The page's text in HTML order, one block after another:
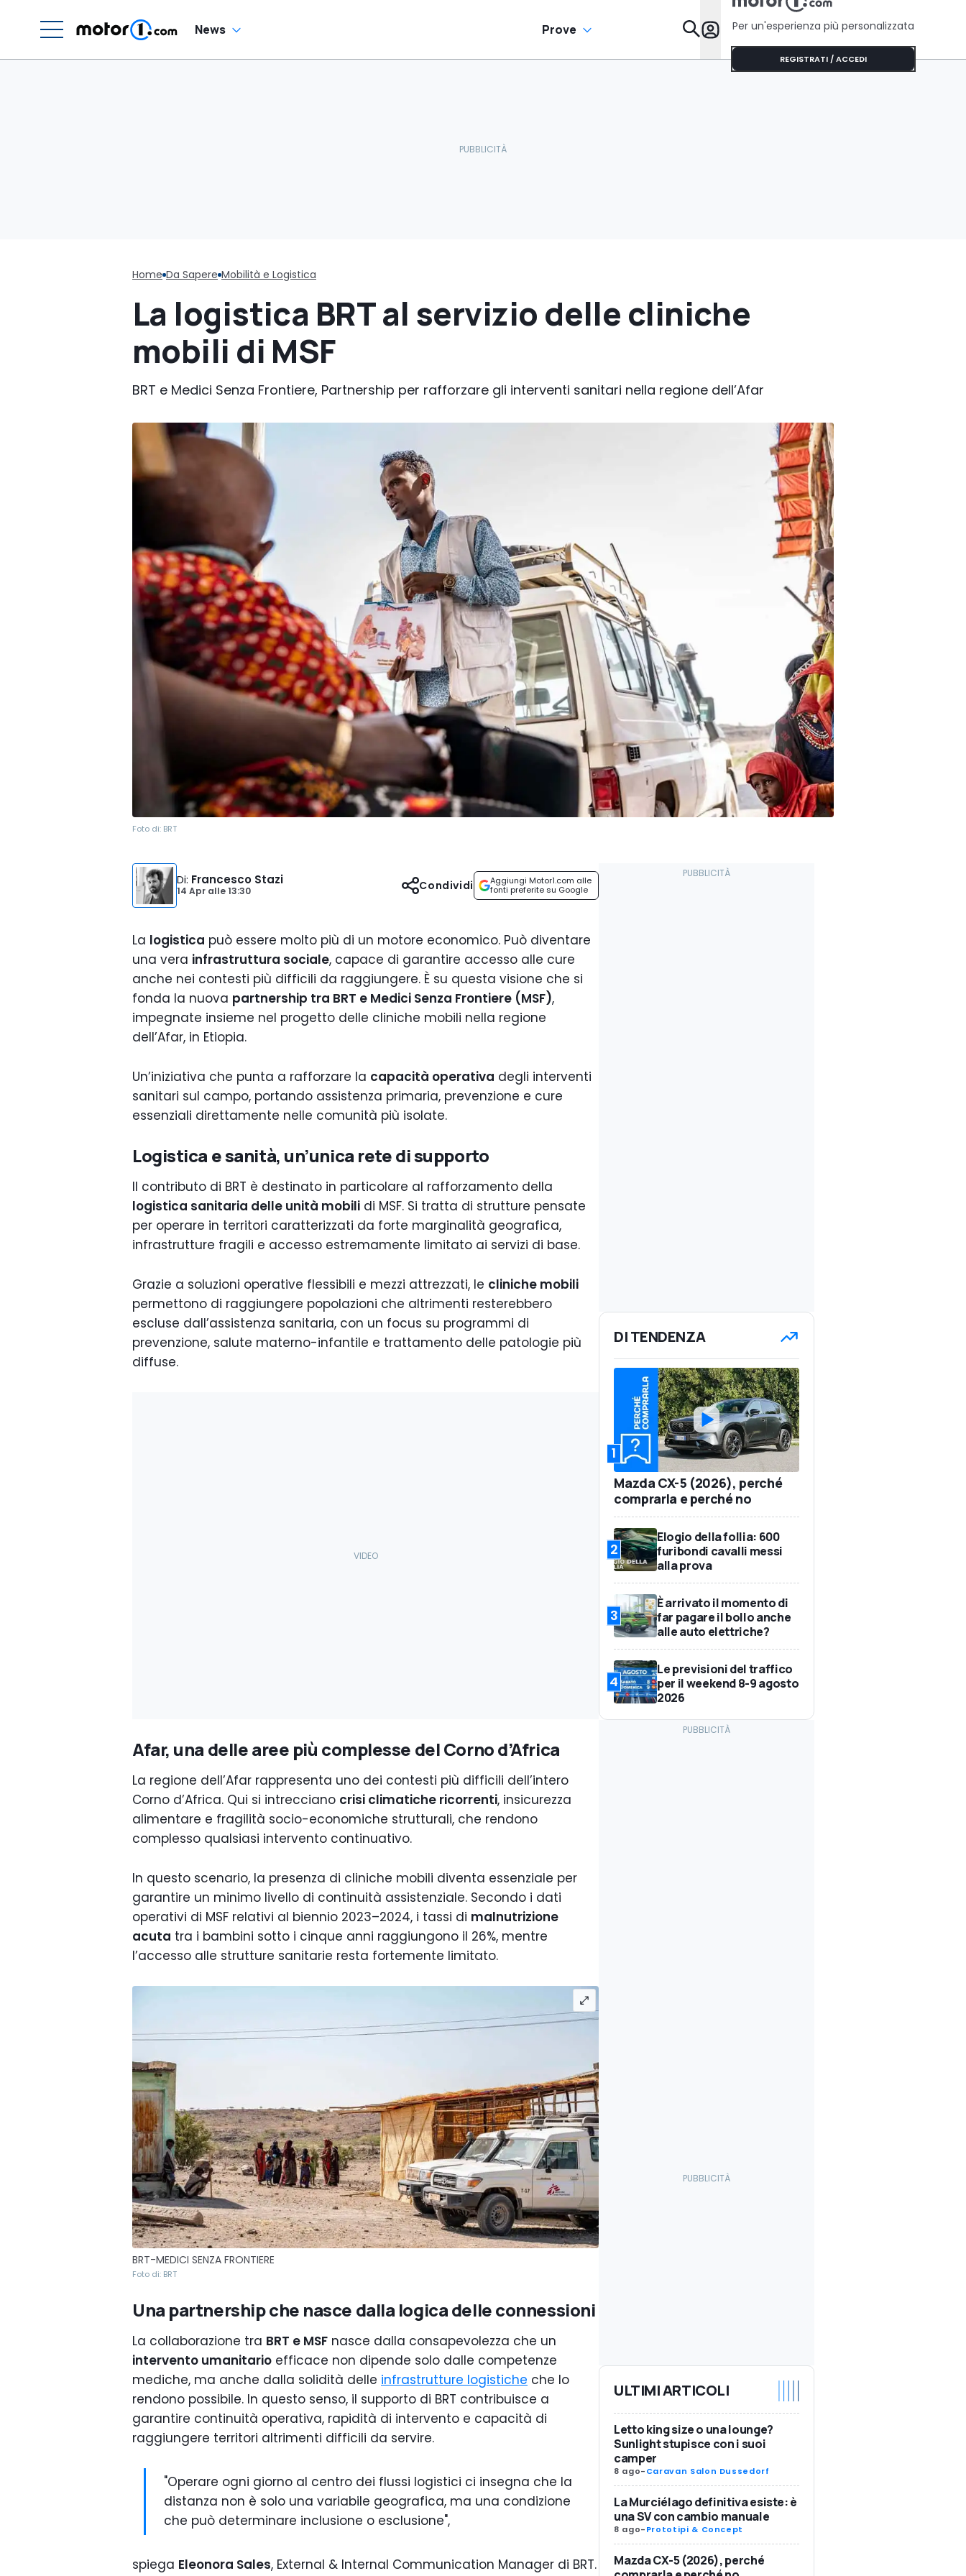
News Prove Da Sapere
Per un'esperienza più personalizzata
REGISTRATI / ACCEDI
Home Da Sapere Mobilità e Logistica
La logistica BRT al servizio delle cliniche
mobili di MSF
BRT e Medici Senza Frontiere, Partnership per rafforzare gli interventi sanitari nella regione dell’Afar
Foto di: BRT
Di: Francesco Stazi
14 Apr alle13:30
Aggiungi Motor1.com alle
fonti preferite su Google
Condividi
La logistica può essere molto più di un motore economico. Può diventare
una vera infrastruttura sociale, capace di garantire accesso alle cure
anche nei contesti più difficili da raggiungere. È su questa visione che si
fonda la nuova partnership tra BRT e Medici Senza Frontiere (MSF),
impegnate insieme nel progetto delle cliniche mobili nella regione
dell’Afar, in Etiopia.
Un’iniziativa che punta a rafforzare la capacità operativa degli interventi
sanitari sul campo, portando assistenza primaria, prevenzione e cure
essenziali direttamente nelle comunità più isolate.
Logistica e sanità, un’unica rete di supporto
Il contributo di BRT è destinato in particolare al rafforzamento della
logistica sanitaria delle unità mobili di MSF. Si tratta di strutture pensate
per operare in territori caratterizzati da forte marginalità geografica,
infrastrutture fragili e accesso estremamente limitato ai servizi di base.
Grazie a soluzioni operative flessibili e mezzi attrezzati, le cliniche mobili
permettono di raggiungere popolazioni che altrimenti resterebbero
escluse dall’assistenza sanitaria, con un focus su programmi di
prevenzione, salute materno-infantile e trattamento delle patologie più
diffuse.
Afar, una delle aree più complesse del Corno d’Africa
La regione dell’Afar rappresenta uno dei contesti più difficili dell’intero
Corno d’Africa. Qui si intrecciano crisi climatiche ricorrenti, insicurezza
alimentare e fragilità socio-economiche strutturali, che rendono
complesso qualsiasi intervento continuativo.
In questo scenario, la presenza di cliniche mobili diventa essenziale per
garantire un minimo livello di continuità assistenziale. Secondo i dati
operativi di MSF relativi al biennio 2023–2024, i tassi di malnutrizione
acuta tra i bambini sotto i cinque anni raggiungono il 26%, mentre
l’accesso alle strutture sanitarie resta fortemente limitato.
BRT-MEDICI SENZA FRONTIERE
Foto di: BRT
Una partnership che nasce dalla logica delle connessioni
La collaborazione tra BRT e MSF nasce dalla consapevolezza che un
intervento umanitario efficace non dipende solo dalle competenze
mediche, ma anche dalla solidità delle infrastrutture logistiche che lo
rendono possibile. In questo senso, il supporto di BRT contribuisce a
garantire continuità operativa, rapidità di intervento e capacità di
raggiungere territori altrimenti difficili da servire.
"Operare ogni giorno al centro dei flussi logistici ci insegna che la
distanza non è solo una variabile geografica, ma una condizione
che può determinare inclusione o esclusione",
spiega Eleonora Sales, External & Internal Communication Manager di BRT.
DI TENDENZA
1
Mazda CX-5 (2026), perché
comprarla e perché no
2
Elogio della follia: 600
furibondi cavalli messi
alla prova
3
È arrivato il momento di
far pagare il bollo anche
alle auto elettriche?
4
Le previsioni del traffico
per il weekend 8-9 agosto
2026
ULTIMI ARTICOLI
Letto king size o una lounge?
Sunlight stupisce con i suoi
camper
8 ago-Caravan Salon Dussedorf
La Murciélago definitiva esiste: è
una SV con cambio manuale
8 ago-Prototipi & Concept
Mazda CX-5 (2026), perché